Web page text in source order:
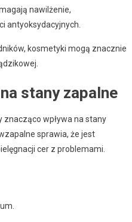
nawilżenie,
antyoksydacyjnych.
kosmetyki mogą znacznie
stany zapalne
znacząco wpływa na stany
sprawia, że jest
cer z problemami.